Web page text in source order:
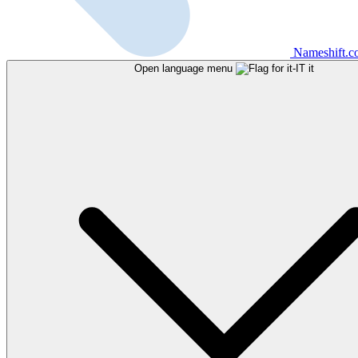
Open language menu it